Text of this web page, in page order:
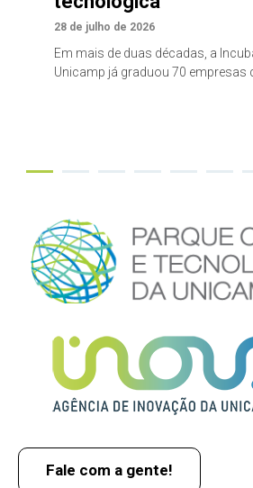
28 de julho de 2026
Em mais de duas décadas, a
Unicamp já graduou 70 empresas
Fale com a gente!